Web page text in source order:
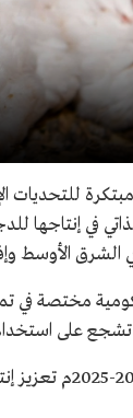
الأوسط
مختصة في
على